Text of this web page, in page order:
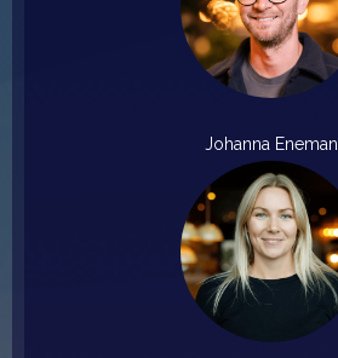
Johanna Eneman